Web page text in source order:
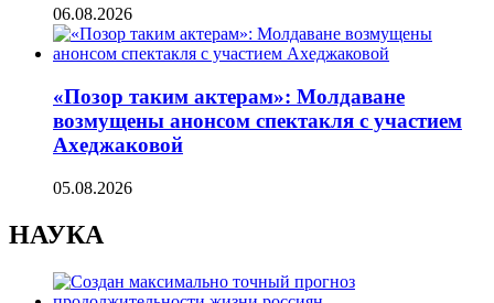
06.08.2026
«Позор таким актерам»: Молдаване
возмущены анонсом спектакля с участием
Ахеджаковой
05.08.2026
НАУКА